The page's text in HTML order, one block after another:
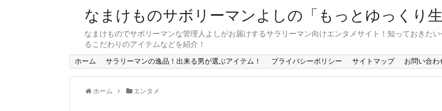
なまけものサボリーマンよしの「もっとゆっくり生
なまけものでサボリーマンな管理人よしがお届けするサラリーマン向けエンタメサイト！知っておきた
るこだわりのアイテムなどを紹介！
ホーム サラリーマンの逸品！出来る男が選ぶアイテム！ プライバシーポリシー サイトマップ お問い合わ
ホーム エンタメ